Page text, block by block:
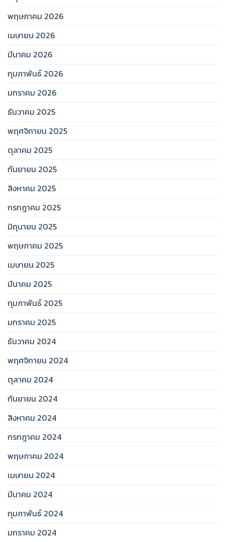
พฤษภาคม 2026
เมษายน 2026
มีนาคม 2026
กุมภาพันธ์ 2026
มกราคม 2026
ธันวาคม 2025
พฤศจิกายน 2025
ตุลาคม 2025
กันยายน 2025
สิงหาคม 2025
กรกฎาคม 2025
มิถุนายน 2025
พฤษภาคม 2025
เมษายน 2025
มีนาคม 2025
กุมภาพันธ์ 2025
มกราคม 2025
ธันวาคม 2024
พฤศจิกายน 2024
ตุลาคม 2024
กันยายน 2024
สิงหาคม 2024
กรกฎาคม 2024
พฤษภาคม 2024
เมษายน 2024
มีนาคม 2024
กุมภาพันธ์ 2024
มกราคม 2024